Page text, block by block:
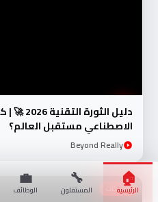
دليل
الاصطناعي مستقبل العالم؟
Beyond Really
الشبكات
🏠
الرئيسية 🔧
المستقلون 💼
الوظائف